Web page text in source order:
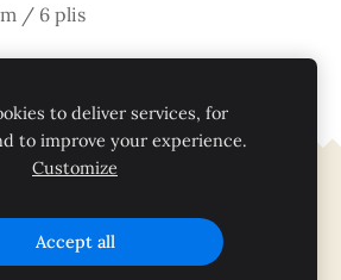
/ 6 plis
Cookies
to deliver services, for
to improve your experience.
Customize
Accept all